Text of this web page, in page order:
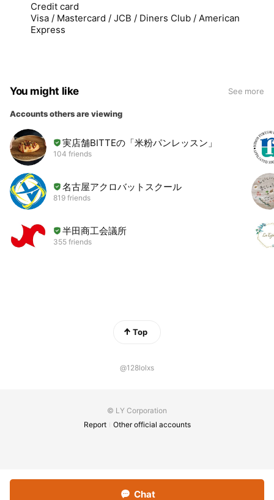
Credit card
Visa / Mastercard / JCB / Diners Club / American
Express
You might like See more
Accounts others are viewing
実店舗BITTEの「米粉パンレッスン」
104 friends
名古屋アクロバットスクール
819 friends
半田商工会議所
355 friends
Top
@128lolxs
© LY Corporation
Report
Other official accounts
Chat